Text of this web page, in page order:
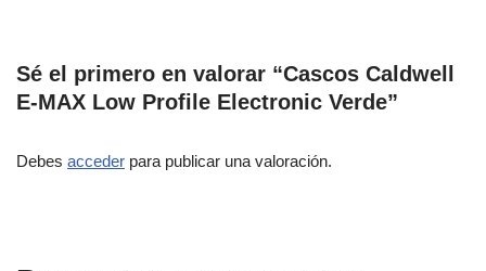
Sé el primero en valorar “Cascos Caldwell
E-MAX Low Profile Electronic Verde”
Debes acceder para publicar una valoración.